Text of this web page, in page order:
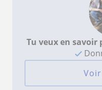
Tu veux en savoir